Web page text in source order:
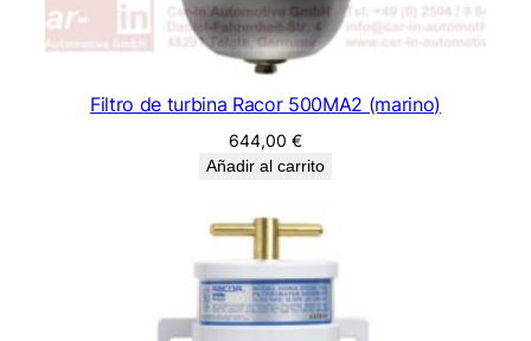
Filtro de turbina Racor 500MA2 (marino)
644,00 €
Añadir al carrito